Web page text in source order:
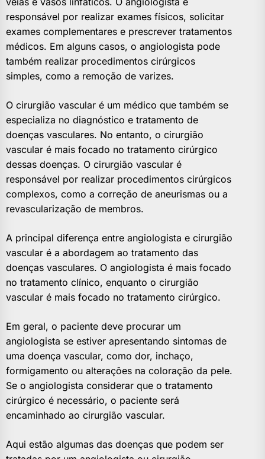
responsável por realizar exames físicos, solicitar
exames complementares e prescrever tratamentos
médicos. Em alguns casos, o angiologista pode
também realizar procedimentos cirúrgicos
simples, como a remoção de varizes.
O cirurgião vascular é um médico que também se
especializa no diagnóstico e tratamento de
doenças vasculares. No entanto, o cirurgião
vascular é mais focado no tratamento cirúrgico
dessas doenças. O cirurgião vascular é
responsável por realizar procedimentos cirúrgicos
complexos, como a correção de aneurismas ou a
revascularização de membros.
A principal diferença entre angiologista e cirurgião
vascular é a abordagem ao tratamento das
doenças vasculares. O angiologista é mais focado
no tratamento clínico, enquanto o cirurgião
vascular é mais focado no tratamento cirúrgico.
Em geral, o paciente deve procurar um
angiologista se estiver apresentando sintomas de
uma doença vascular, como dor, inchaço,
formigamento ou alterações na coloração da pele.
Se o angiologista considerar que o tratamento
cirúrgico é necessário, o paciente será
encaminhado ao cirurgião vascular.
Aqui estão algumas das doenças que podem ser